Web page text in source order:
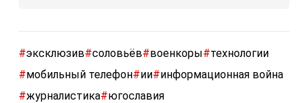
#эксклюзив#соловьёв#военкоры#технологии
#мобильный телефон#ии#информационная война
#журналистика#югославия